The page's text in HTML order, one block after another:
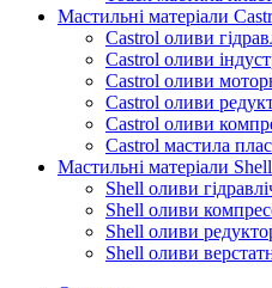
Мастильні матеріали
Castrol оливи
Castrol оливи
Castrol оливи
Castrol оливи
Castrol оливи
Castrol мастила
Мастильні матеріали Shell
Shell оливи
Shell оливи
Shell оливи
Shell оливи